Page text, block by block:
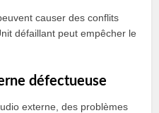
causer des conflits
défaillant peut empêcher le
défectueuse
externe, des problèmes